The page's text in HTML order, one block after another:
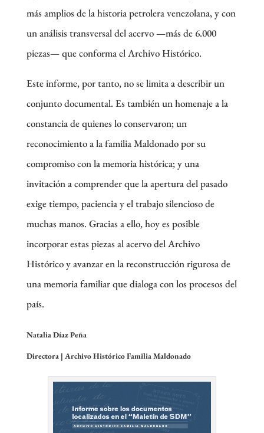
más amplios de la historia petrolera venezolana, y con
un análisis transversal del acervo —más de 6.000
piezas— que conforma el Archivo Histórico.
Este informe, por tanto, no se limita a describir un
conjunto documental. Es también un homenaje a la
constancia de quienes lo conservaron; un
reconocimiento a la familia Maldonado por su
compromiso con la memoria histórica; y una
invitación a comprender que la apertura del pasado
exige tiempo, paciencia y el trabajo silencioso de
muchas manos. Gracias a ello, hoy es posible
incorporar estas piezas al acervo del Archivo
Histórico y avanzar en la reconstrucción rigurosa de
una memoria familiar que dialoga con los procesos del
país.
Natalia Díaz Peña
Directora | Archivo Histórico Familia Maldonado